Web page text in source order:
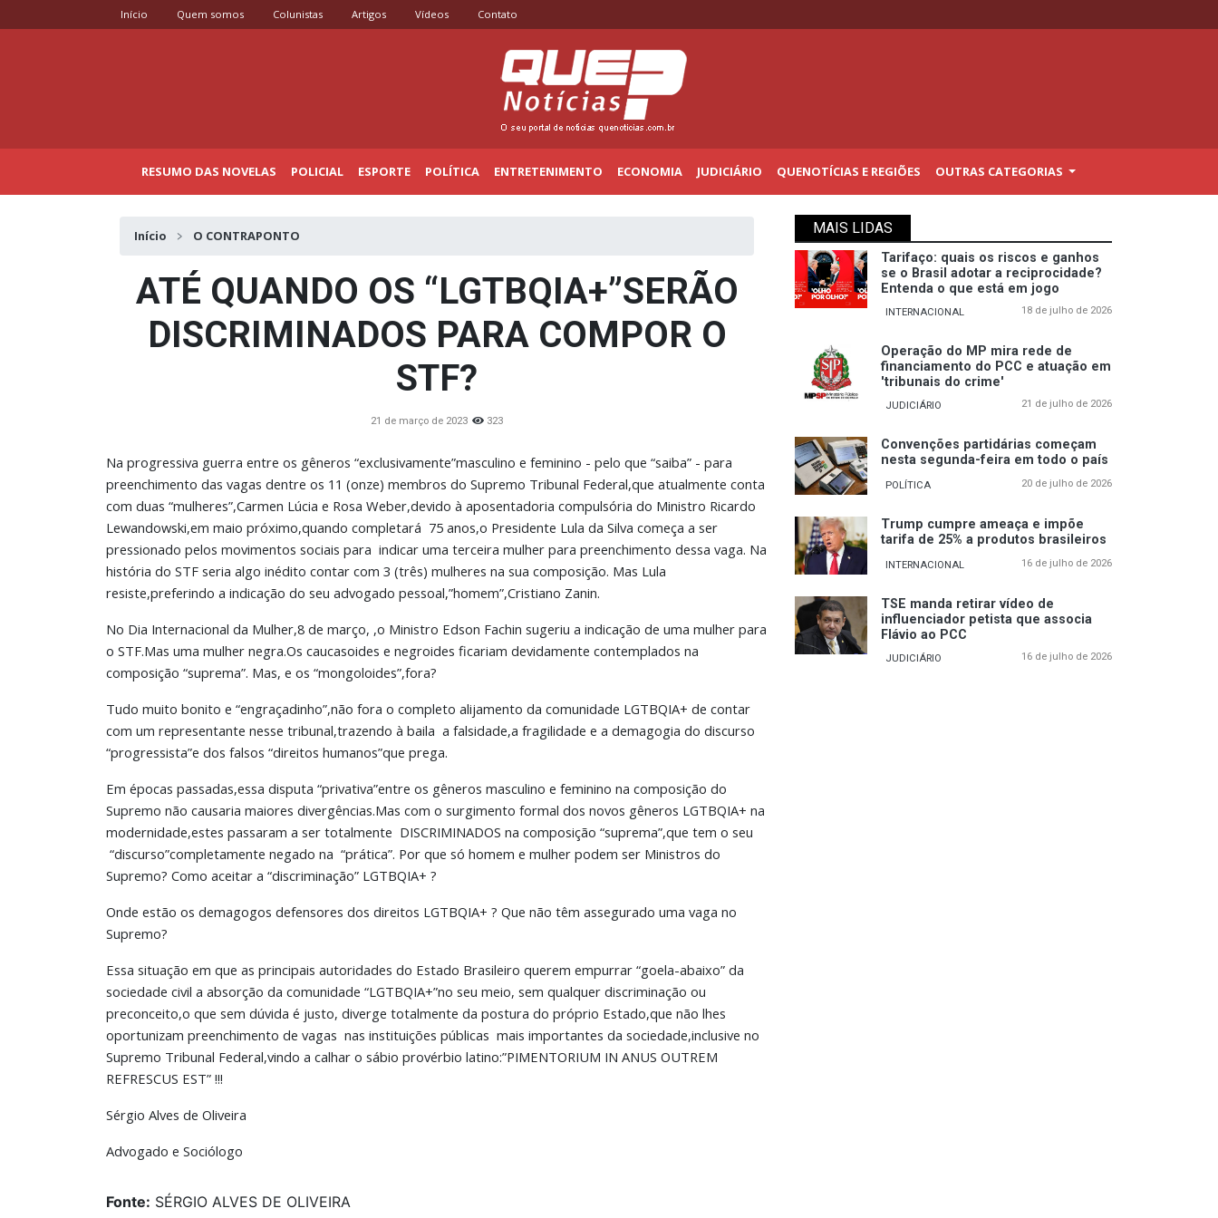
Início Quem somos Colunistas Artigos Vídeos Contato
RESUMO DAS NOVELAS POLICIAL ESPORTE POLÍTICA ENTRETENIMENTO ECONOMIA JUDICIÁRIO QUENOTÍCIAS E REGIÕES OUTRAS CATEGORIAS
Início O CONTRAPONTO
ATÉ QUANDO OS “LGTBQIA+”SERÃO
DISCRIMINADOS PARA COMPOR O
STF?
21 de março de 2023 323
Na progressiva guerra entre os gêneros “exclusivamente”masculino e feminino - pelo que “saiba” - para
preenchimento das vagas dentre os 11 (onze) membros do Supremo Tribunal Federal,que atualmente conta
com duas “mulheres”,Carmen Lúcia e Rosa Weber,devido à aposentadoria compulsória do Ministro Ricardo
Lewandowski,em maio próximo,quando completará 75 anos,o Presidente Lula da Silva começa a ser
pressionado pelos movimentos sociais para indicar uma terceira mulher para preenchimento dessa vaga. Na
história do STF seria algo inédito contar com 3 (três) mulheres na sua composição. Mas Lula
resiste,preferindo a indicação do seu advogado pessoal,”homem”,Cristiano Zanin.
No Dia Internacional da Mulher,8 de março, ,o Ministro Edson Fachin sugeriu a indicação de uma mulher para
o STF.Mas uma mulher negra.Os caucasoides e negroides ficariam devidamente contemplados na
composição “suprema”. Mas, e os “mongoloides”,fora?
Tudo muito bonito e “engraçadinho”,não fora o completo alijamento da comunidade LGTBQIA+ de contar
com um representante nesse tribunal,trazendo à baila a falsidade,a fragilidade e a demagogia do discurso
“progressista”e dos falsos “direitos humanos”que prega.
Em épocas passadas,essa disputa “privativa”entre os gêneros masculino e feminino na composição do
Supremo não causaria maiores divergências.Mas com o surgimento formal dos novos gêneros LGTBQIA+ na
modernidade,estes passaram a ser totalmente DISCRIMINADOS na composição “suprema”,que tem o seu
“discurso”completamente negado na “prática”. Por que só homem e mulher podem ser Ministros do
Supremo? Como aceitar a “discriminação” LGTBQIA+ ?
Onde estão os demagogos defensores dos direitos LGTBQIA+ ? Que não têm assegurado uma vaga no
Supremo?
Essa situação em que as principais autoridades do Estado Brasileiro querem empurrar “goela-abaixo” da
sociedade civil a absorção da comunidade “LGTBQIA+”no seu meio, sem qualquer discriminação ou
preconceito,o que sem dúvida é justo, diverge totalmente da postura do próprio Estado,que não lhes
oportunizam preenchimento de vagas nas instituições públicas mais importantes da sociedade,inclusive no
Supremo Tribunal Federal,vindo a calhar o sábio provérbio latino:”PIMENTORIUM IN ANUS OUTREM
REFRESCUS EST” !!!
Sérgio Alves de Oliveira
Advogado e Sociólogo
MAIS LIDAS
Tarifaço: quais os riscos e ganhos
se o Brasil adotar a reciprocidade?
Entenda o que está em jogo
INTERNACIONAL 18 de julho de 2026
Operação do MP mira rede de
financiamento do PCC e atuação em
'tribunais do crime'
JUDICIÁRIO 21 de julho de 2026
Convenções partidárias começam
nesta segunda-feira em todo o país
POLÍTICA 20 de julho de 2026
Trump cumpre ameaça e impõe
tarifa de 25% a produtos brasileiros
INTERNACIONAL 16 de julho de 2026
TSE manda retirar vídeo de
influenciador petista que associa
Flávio ao PCC
JUDICIÁRIO 16 de julho de 2026
Fonte: SÉRGIO ALVES DE OLIVEIRA